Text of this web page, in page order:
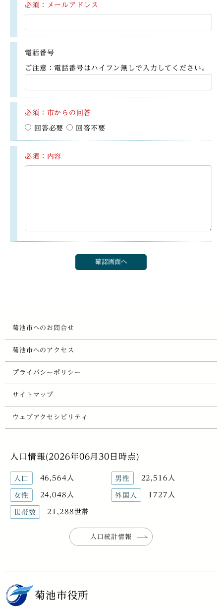
必須：メールアドレス
電話番号
ご注意：電話番号はハイフン無しで入力してください。
必須：市からの回答
回答必要 回答不要
必須：内容
菊池市へのお問合せ
菊池市へのアクセス
プライバシーポリシー
サイトマップ
ウェブアクセシビリティ
人口情報(2026年06月30日時点)
人口 46,564人 男性 22,516人
女性 24,048人 外国人 1727人
世帯数 21,288世帯
人口統計情報
菊池市役所